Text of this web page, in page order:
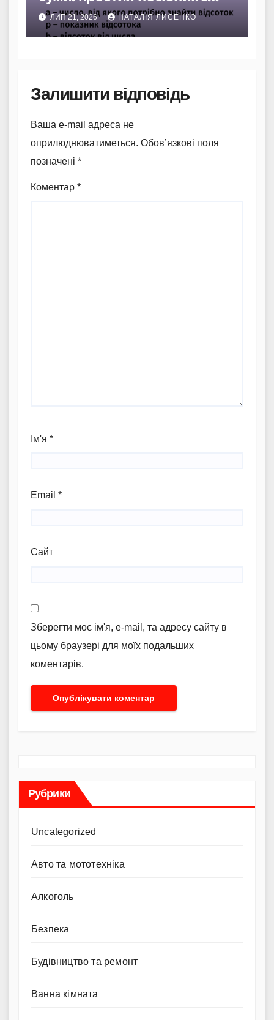
прикладами та хитрощами
ЛИП 21, 2026 НАТАЛІЯ ЛИСЕНКО
Залишити відповідь
Ваша e-mail адреса не
оприлюднюватиметься. Обов’язкові поля
позначені *
Коментар *
Ім'я *
Email *
Сайт
Зберегти моє ім'я, e-mail, та адресу сайту в
цьому браузері для моїх подальших
коментарів.
Рубрики
Uncategorized
Авто та мототехніка
Алкоголь
Безпека
Будівництво та ремонт
Ванна кімната